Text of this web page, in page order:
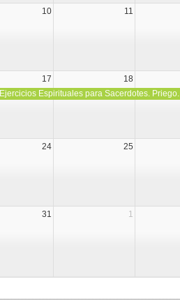
10 11
17 18
Ejercicios Espirituales para Sacerdotes. Priego.
24 25
31 1